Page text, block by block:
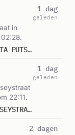
in
P 2 BLB-03 BR BUITEN LA CUBANITA PUTSTRAAT SITTARD 243431
1 dag
geleden
22:11.
P 2 BLB-04 BUITENSLUITING DEMPSEYSTRAAT SITTARD 243331
1 dag
geleden
2 dagen